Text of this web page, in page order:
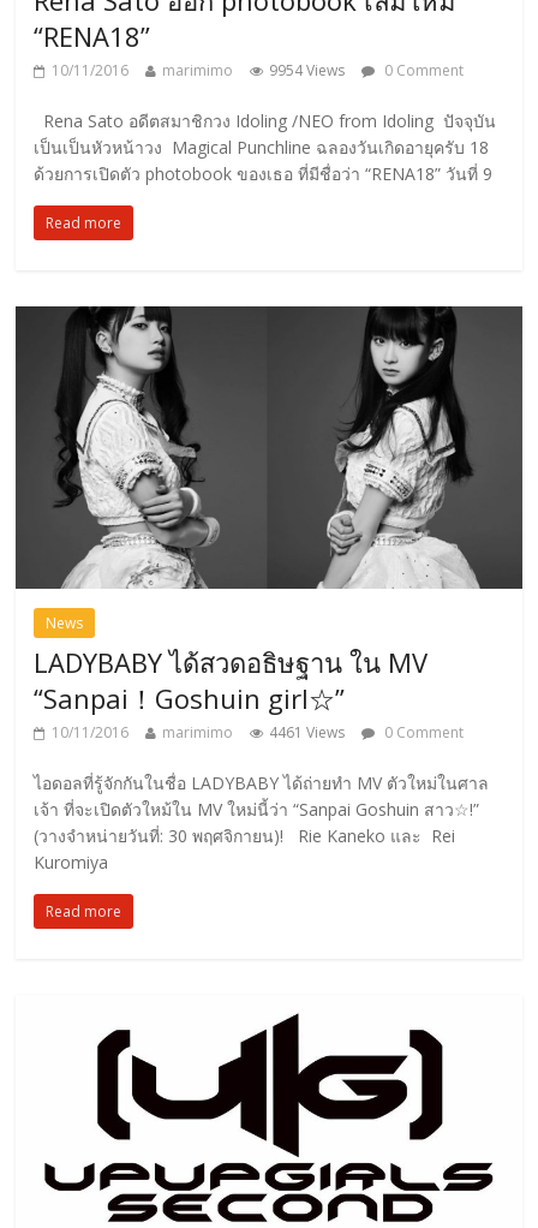
“RENA18”
10/11/2016 marimimo 9954 Views 0 Comment
Rena Sato อดีตสมาชิกวง Idoling /NEO from Idoling ปัจจุบัน
เป็นเป็นหัวหน้าวง Magical Punchline ฉลองวันเกิดอายุครับ 18
ด้วยการเปิดตัว photobook ของเธอ ที่มีชื่อว่า “RENA18” วันที่ 9
Read more
News
LADYBABY ได้สวดอธิษฐาน ใน MV
“Sanpai！Goshuin girl☆”
10/11/2016 marimimo 4461 Views 0 Comment
ไอดอลที่รู้จักกันในชื่อ LADYBABY ได้ถ่ายทำ MV ตัวใหม่ในศาล
เจ้า ที่จะเปิดตัวใหม้ใน MV ใหม่นี้ว่า “Sanpai Goshuin สาว☆!”
(วางจำหน่ายวันที่: 30 พฤศจิกายน)! Rie Kaneko และ Rei
Kuromiya
Read more